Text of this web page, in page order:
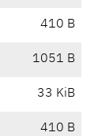
410 B
1051 B
33 KiB
410 B